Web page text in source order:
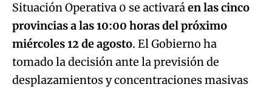
Situación Operativa 0 se activaráen las cinco
provincias a las 10:00 horas del próximo
miércoles 12 de agosto. El Gobierno ha
tomado la decisión ante la previsión de
desplazamientos y concentraciones masivas